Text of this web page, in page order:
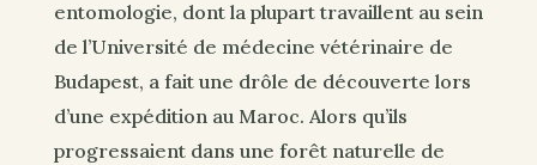
entomologie, dont la plupart travaillent au sein
de l’Université de médecine vétérinaire de
Budapest, a fait une drôle de découverte lors
d’une expédition au Maroc. Alors qu’ils
progressaient dans une forêt naturelle de